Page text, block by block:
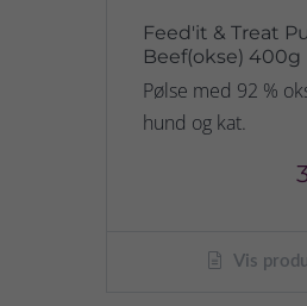
Feed'it & Treat
Beef(okse) 400g
Pølse med 92 %
hund og kat.
Vis